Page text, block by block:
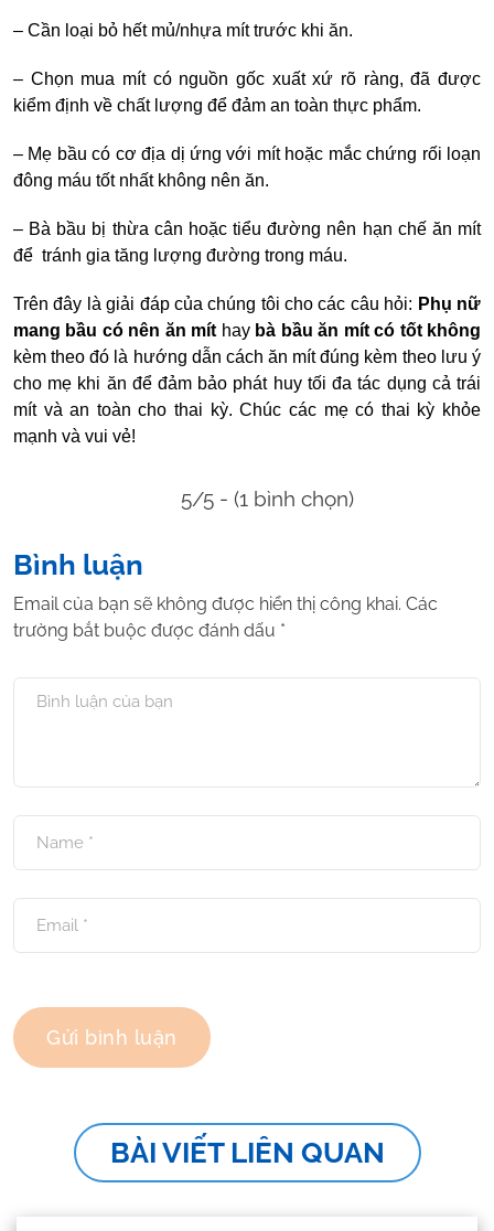
– Cần loại bỏ hết mủ/nhựa mít trước khi ăn.
– Chọn mua mít có nguồn gốc xuất xứ rõ ràng, đã được
kiểm định về chất lượng để đảm an toàn thực phẩm.
– Mẹ bầu có cơ địa dị ứng với mít hoặc mắc chứng rối loạn
đông máu tốt nhất không nên ăn.
– Bà bầu bị thừa cân hoặc tiểu đường nên hạn chế ăn mít
để tránh gia tăng lượng đường trong máu.
Trên đây là giải đáp của chúng tôi cho các câu hỏi: Phụ nữ
mang bầu có nên ăn mít hay bà bầu ăn mít có tốt không
kèm theo đó là hướng dẫn cách ăn mít đúng kèm theo lưu ý
cho mẹ khi ăn để đảm bảo phát huy tối đa tác dụng cả trái
mít và an toàn cho thai kỳ. Chúc các mẹ có thai kỳ khỏe
mạnh và vui vẻ!
5/5 - (1 bình chọn)
Bình luận
Email của bạn sẽ không được hiển thị công khai. Các
trường bắt buộc được đánh dấu *
BÀI VIẾT LIÊN QUAN